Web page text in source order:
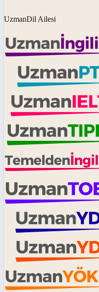
UzmanDil Ailesi